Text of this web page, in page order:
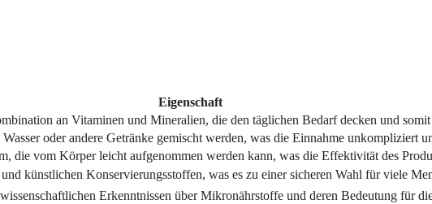
Eigenschaft
an Vitaminen und Mineralien, die den täglichen Bedarf decken und
oder andere Getränke gemischt werden, was die Einnahme unkompliziert
die vom Körper leicht aufgenommen werden kann, was die Effektivität des
künstlichen Konservierungsstoffen, was es zu einer sicheren Wahl für viele
Erkenntnissen über Mikronährstoffe und deren Bedeutung für